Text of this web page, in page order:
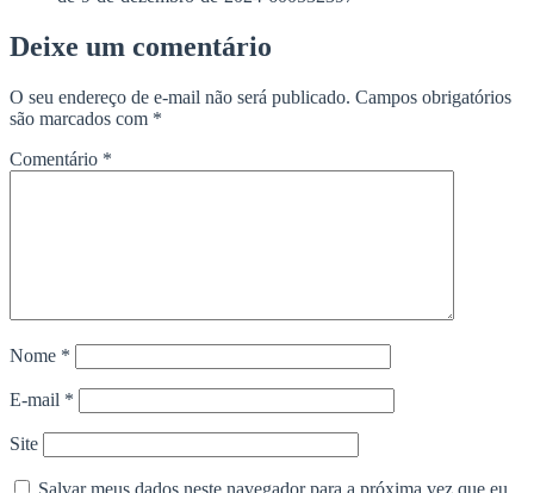
Deixe um comentário
O seu endereço de e-mail não será publicado. Campos obrigatórios
são marcados com *
Comentário *
Nome *
E-mail *
Site
Salvar meus dados neste navegador para a próxima vez que eu